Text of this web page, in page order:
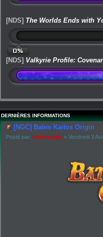
[NDS] The Worlds Ends with
0%
[NDS] Valkyrie Profile:
DERNIÈRES INFORMATIONS
[NGC] Baten Kaitos Origin
Posté par: pinktagada» Vendredi 3